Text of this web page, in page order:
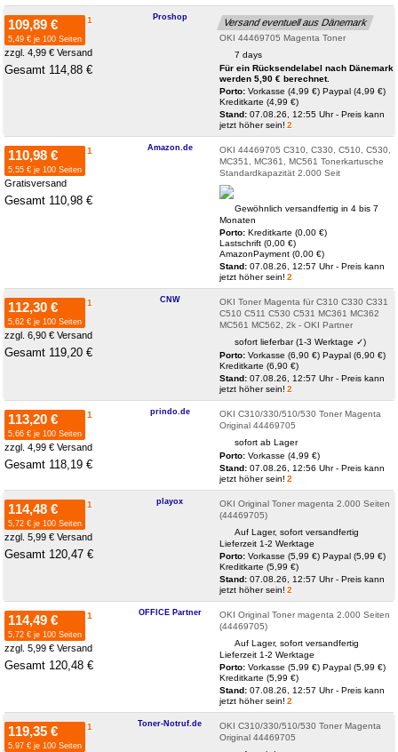
109,89 €
5,49 € je 100 Seiten
1
zzgl. 4,99 € Versand
Gesamt 114,88 €
Proshop Versand eventuell aus Dänemark
OKI 44469705 Magenta Toner
7 days
Für ein Rücksendelabel nach Dänemark
werden 5,90 € berechnet.
Porto: Vorkasse (4,99 €) Paypal (4,99 €)
Kreditkarte (4,99 €)
Stand: 07.08.26, 12:55 Uhr - Preis kann
jetzt höher sein! 2
110,98 €
5,55 € je 100 Seiten
1
Gratisversand
Gesamt 110,98 €
Amazon.de
OKI 44469705 C310, C330, C510, C530,
MC351, MC361, MC561 Tonerkartusche
Standardkapazität 2.000 Seit
Gewöhnlich versandfertig in 4 bis 7
Monaten
Porto: Kreditkarte (0,00 €)
Lastschrift (0,00 €)
AmazonPayment (0,00 €)
Stand: 07.08.26, 12:57 Uhr - Preis kann
jetzt höher sein! 2
112,30 €
5,62 € je 100 Seiten
1
zzgl. 6,90 € Versand
Gesamt 119,20 €
CNW
OKI Toner Magenta für C310 C330 C331
C510 C511 C530 C531 MC361 MC362
MC561 MC562, 2k - OKI Partner
sofort lieferbar (1-3 Werktage ✓)
Porto: Vorkasse (6,90 €) Paypal (6,90 €)
Kreditkarte (6,90 €)
Stand: 07.08.26, 12:57 Uhr - Preis kann
jetzt höher sein! 2
113,20 €
5,66 € je 100 Seiten
1
zzgl. 4,99 € Versand
Gesamt 118,19 €
prindo.de
OKI C310/330/510/530 Toner Magenta
Original 44469705
sofort ab Lager
Porto: Vorkasse (4,99 €)
Stand: 07.08.26, 12:56 Uhr - Preis kann
jetzt höher sein! 2
114,48 €
5,72 € je 100 Seiten
1
zzgl. 5,99 € Versand
Gesamt 120,47 €
playox
OKI Original Toner magenta 2.000 Seiten
(44469705)
Auf Lager, sofort versandfertig
Lieferzeit 1-2 Werktage
Porto: Vorkasse (5,99 €) Paypal (5,99 €)
Kreditkarte (5,99 €)
Stand: 07.08.26, 12:57 Uhr - Preis kann
jetzt höher sein! 2
114,49 €
5,72 € je 100 Seiten
1
zzgl. 5,99 € Versand
Gesamt 120,48 €
OFFICE Partner
OKI Original Toner magenta 2.000 Seiten
(44469705)
Auf Lager, sofort versandfertig
Lieferzeit 1-2 Werktage
Porto: Vorkasse (5,99 €) Paypal (5,99 €)
Kreditkarte (5,99 €)
Stand: 07.08.26, 12:57 Uhr - Preis kann
jetzt höher sein! 2
119,35 €
5,97 € je 100 Seiten
1 Toner-Notruf.de
OKI C310/330/510/530 Toner Magenta
Original 44469705